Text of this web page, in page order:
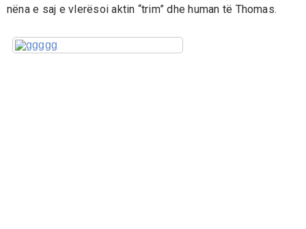
nëna e saj e vlerësoi aktin “trim” dhe human të Thomas.